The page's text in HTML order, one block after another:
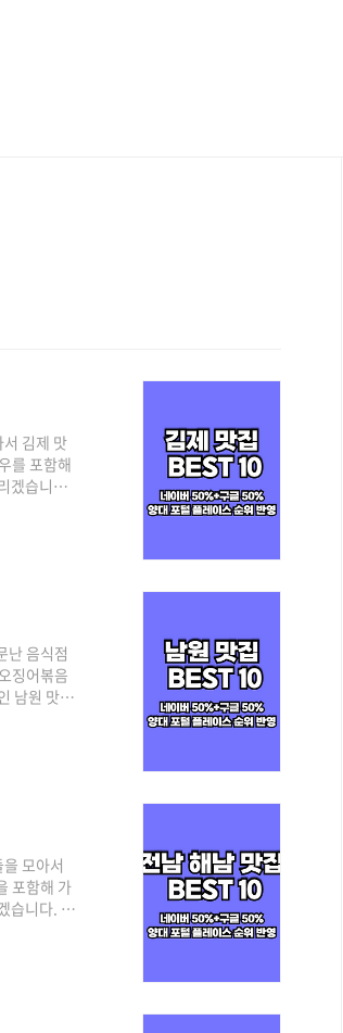
김제 맛
를 포함해
겠습니다.
, 구글은
난 음식점
징어볶음
남원 맛집
트래픽 높
모아서
포함해 가
습니다. 기
글은 전통